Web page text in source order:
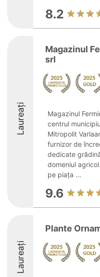
8.2
Laureați
Magazinul
srl
Magazinul
centrul
Mitropolit
furnizor de
dedicate
domeniul
pe piața ...
9.6
Laureați
Plante